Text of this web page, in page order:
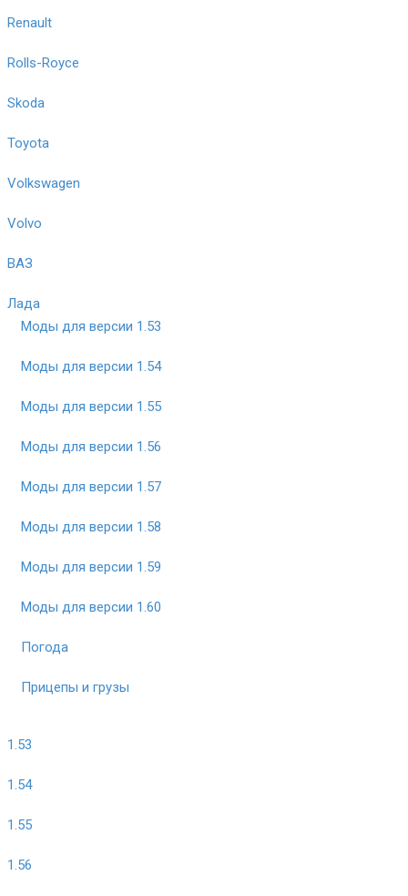
Renault
Rolls-Royce
Skoda
Toyota
Volkswagen
Volvo
ВАЗ
Лада
Моды для версии 1.53
Моды для версии 1.54
Моды для версии 1.55
Моды для версии 1.56
Моды для версии 1.57
Моды для версии 1.58
Моды для версии 1.59
Моды для версии 1.60
Погода
Прицепы и грузы
1.53
1.54
1.55
1.56